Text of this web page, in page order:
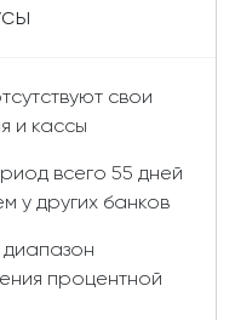
свои
и кассы
всего 55 дней
у других банков
процентной